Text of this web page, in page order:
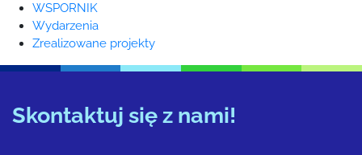
WSPORNIK
Wydarzenia
Zrealizowane projekty
Skontaktuj się z nami!